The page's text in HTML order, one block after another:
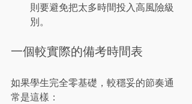
則要避免把太多時間投入高風險級
別。
一個較實際的備考時間表
如果學生完全零基礎，較穩妥的節奏通
常是這樣：